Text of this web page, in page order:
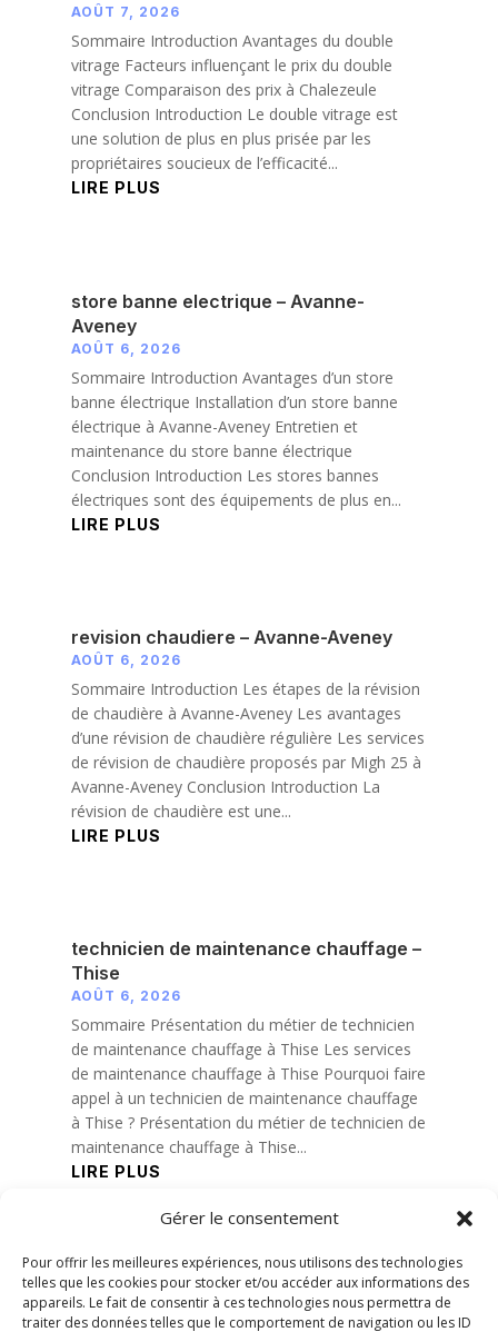
Gérer le consentement
Pour offrir les meilleures expériences, nous utilisons des technologies
telles que les cookies pour stocker et/ou accéder aux informations des
appareils. Le fait de consentir à ces technologies nous permettra de
traiter des données telles que le comportement de navigation ou les ID
AOÛT 7, 2026
Sommaire Introduction Avantages du double
vitrage Facteurs influençant le prix du double
vitrage Comparaison des prix à Chalezeule
Conclusion Introduction Le double vitrage est
une solution de plus en plus prisée par les
propriétaires soucieux de l’efficacité...
LIRE PLUS
store banne electrique – Avanne-
Aveney
AOÛT 6, 2026
Sommaire Introduction Avantages d’un store
banne électrique Installation d’un store banne
électrique à Avanne-Aveney Entretien et
maintenance du store banne électrique
Conclusion Introduction Les stores bannes
électriques sont des équipements de plus en...
LIRE PLUS
revision chaudiere – Avanne-Aveney
AOÛT 6, 2026
Sommaire Introduction Les étapes de la révision
de chaudière à Avanne-Aveney Les avantages
d’une révision de chaudière régulière Les services
de révision de chaudière proposés par Migh 25 à
Avanne-Aveney Conclusion Introduction La
révision de chaudière est une...
LIRE PLUS
technicien de maintenance chauffage –
Thise
AOÛT 6, 2026
Sommaire Présentation du métier de technicien
de maintenance chauffage à Thise Les services
de maintenance chauffage à Thise Pourquoi faire
appel à un technicien de maintenance chauffage
à Thise ? Présentation du métier de technicien de
maintenance chauffage à Thise...
LIRE PLUS
« Entrées précédentes